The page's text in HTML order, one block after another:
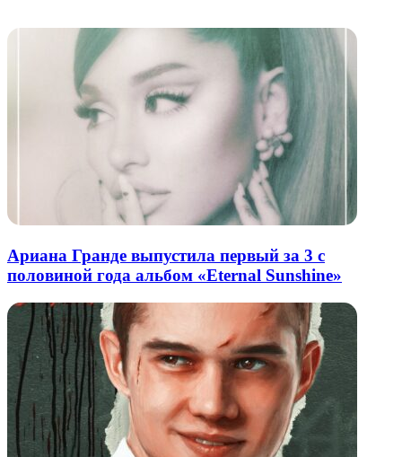
Ариана Гранде выпустила первый за 3 с
половиной года альбом «Eternal Sunshine»